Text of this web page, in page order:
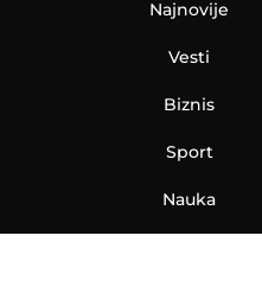
Najnovije
Vesti
Biznis
Sport
Nauka